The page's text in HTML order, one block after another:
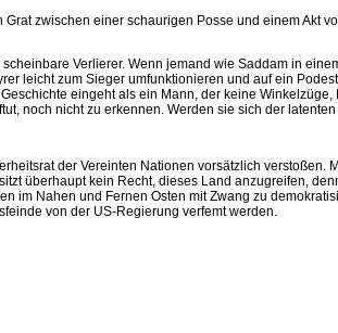
zwischen einer schaurigen Posse und einem Akt
Verlierer. Wenn jemand wie Saddam in
leicht zum Sieger umfunktionieren und auf ein
eingeht als ein Mann, der keine
noch nicht zu erkennen. Werden sie sich der
der Vereinten Nationen vorsätzlich
überhaupt kein Recht, dieses Land anzugreifen,
im Nahen und Fernen Osten mit Zwang zu
von der US-Regierung verfemt werden.